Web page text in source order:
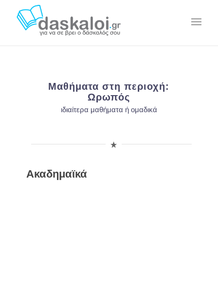
Μαθήματα στη περιοχή:
Ωρωπός
ιδιαίτερα μαθήματα ή ομαδικά
Ακαδημαϊκά